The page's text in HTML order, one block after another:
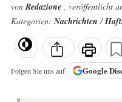
vonRedazione , veröffentlicht
Kategorien:Nachrichten/
Folgen Sie uns auf Google